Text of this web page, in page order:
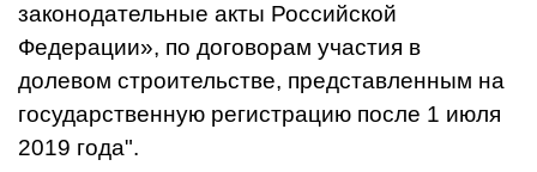
законодательные акты Российской
Федерации», по договорам участия в
долевом строительстве, представленным на
государственную регистрацию после 1 июля
2019 года".